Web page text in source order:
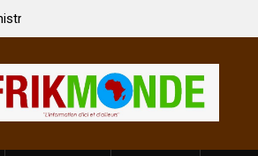
Côte d’Ivoire, l’opérateur culturel
prononce